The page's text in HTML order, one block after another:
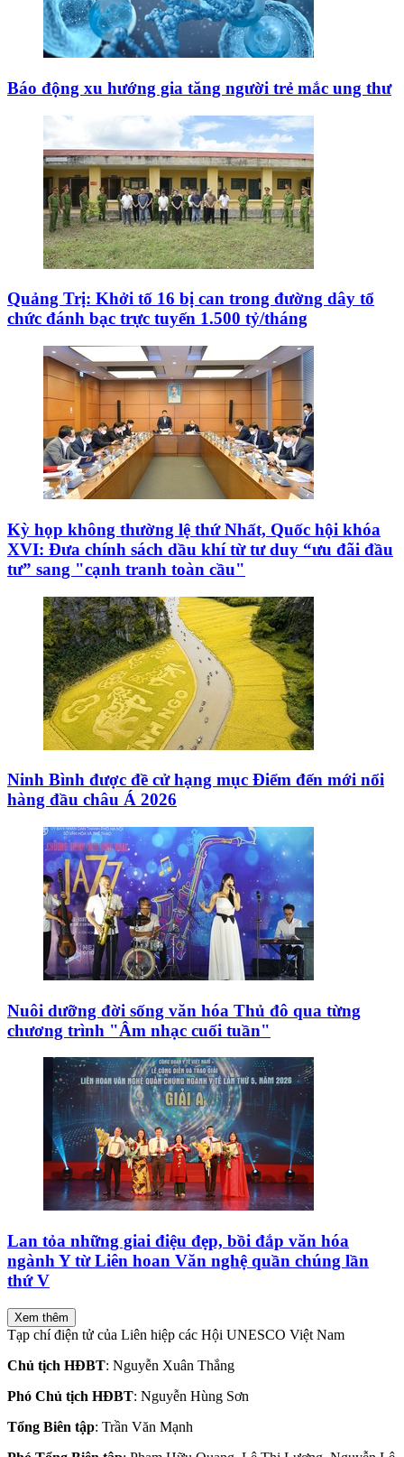
Báo động xu hướng gia tăng người trẻ mắc ung thư
Quảng Trị: Khởi tố 16 bị can trong đường dây tổ
chức đánh bạc trực tuyến 1.500 tỷ/tháng
Kỳ họp không thường lệ thứ Nhất, Quốc hội khóa
XVI: Đưa chính sách dầu khí từ tư duy “ưu đãi đầu
tư” sang "cạnh tranh toàn cầu"
Ninh Bình được đề cử hạng mục Điểm đến mới nổi
hàng đầu châu Á 2026
Nuôi dưỡng đời sống văn hóa Thủ đô qua từng
chương trình "Âm nhạc cuối tuần"
Lan tỏa những giai điệu đẹp, bồi đắp văn hóa
ngành Y từ Liên hoan Văn nghệ quần chúng lần
thứ V
Xem thêm
Tạp chí điện tử của Liên hiệp các Hội UNESCO Việt Nam
Chủ tịch HĐBT: Nguyễn Xuân Thắng
Phó Chủ tịch HĐBT: Nguyễn Hùng Sơn
Tổng Biên tập: Trần Văn Mạnh